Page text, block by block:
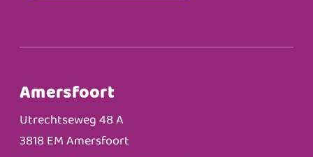
Amersfoort
Utrechtseweg 48 A
3818 EM Amersfoort